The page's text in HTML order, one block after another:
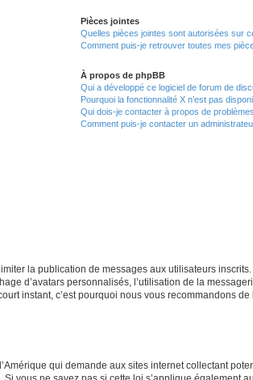
Pièces jointes
Quelles pièces jointes sont autorisées sur
Comment puis-je retrouver toutes mes
À propos de phpBB
Qui a développé ce logiciel de forum de
Pourquoi la fonctionnalité X n’est pas
Qui dois-je contacter à propos de
Comment puis-je contacter un
la publication de messages aux utilisateurs
d’avatars personnalisés, l’utilisation de la
instant, c’est pourquoi nous vous recommandons de
qui demande aux sites internet collectant